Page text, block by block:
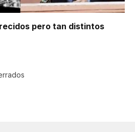
pero tan distintos